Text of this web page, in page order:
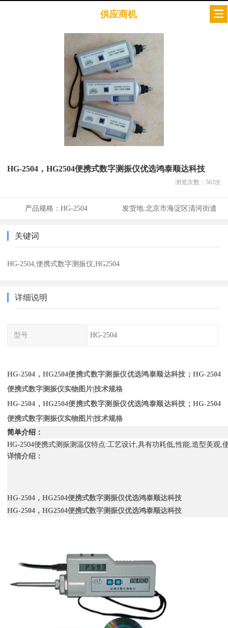
供应商机
HG-2504，HG2504便携式数字测振仪优选鸿泰顺达科技
浏览次数： 563次
产品规格：HG-2504 发货地:北京市海淀区清河街道
关键词
HG-2504,便携式数字测振仪,HG2504
详细说明
型号 HG-2504
HG-2504，HG2504便携式数字测振仪优选鸿泰顺达科技；HG-2504
便携式数字测振仪实物图片|技术规格
HG-2504，HG2504便携式数字测振仪优选鸿泰顺达科技；HG-2504
便携式数字测振仪实物图片|技术规格
简单介绍：
HG-2504便携式测振测温仪特点:工艺设计,具有功耗低,性能,造型美观,
详情介绍：
HG-2504，HG2504便携式数字测振仪优选鸿泰顺达科技
HG-2504，HG2504便携式数字测振仪优选鸿泰顺达科技